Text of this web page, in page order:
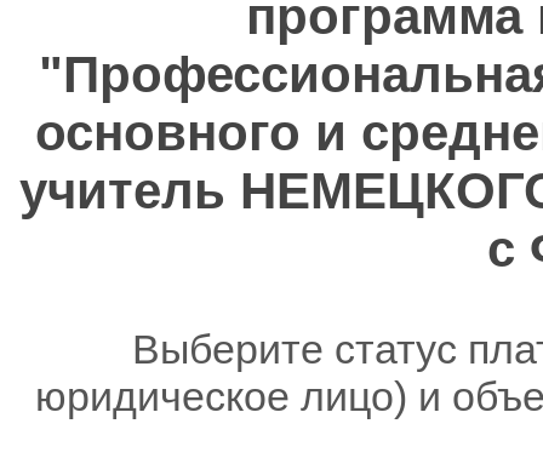
программа
основного и
учитель
с
Выберите статус
юридическое лицо) и